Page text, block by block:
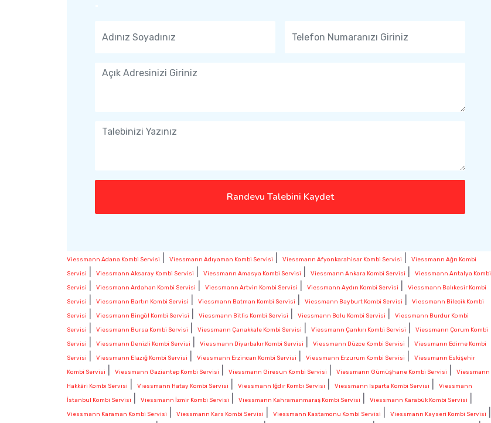
Randevu Talebini Kaydet
Viessmann Adana Kombi Servisi Viessmann Adıyaman Kombi Servisi Viessmann Afyonkarahisar Kombi Servisi
Viessmann Ağrı Kombi
Servisi
Viessmann Aksaray Kombi Servisi Viessmann Amasya Kombi Servisi Viessmann Ankara Kombi Servisi
Viessmann Antalya Kombi
Servisi
Viessmann Ardahan Kombi Servisi Viessmann Artvin Kombi Servisi Viessmann Aydın Kombi Servisi
Viessmann Balıkesir Kombi
Servisi
Viessmann Bartın Kombi Servisi Viessmann Batman Kombi Servisi Viessmann Bayburt Kombi Servisi
Viessmann Bilecik Kombi
Servisi
Viessmann Bingöl Kombi Servisi Viessmann Bitlis Kombi Servisi Viessmann Bolu Kombi Servisi
Viessmann Burdur Kombi
Servisi
Viessmann Bursa Kombi Servisi Viessmann Çanakkale Kombi Servisi Viessmann Çankırı Kombi Servisi
Viessmann Çorum Kombi
Servisi
Viessmann Denizli Kombi Servisi Viessmann Diyarbakır Kombi Servisi Viessmann Düzce Kombi Servisi
Viessmann Edirne Kombi
Servisi
Viessmann Elazığ Kombi Servisi Viessmann Erzincan Kombi Servisi Viessmann Erzurum Kombi Servisi
Viessmann Eskişehir
Kombi Servisi
Viessmann Gaziantep Kombi Servisi Viessmann Giresun Kombi Servisi Viessmann Gümüşhane Kombi Servisi
Viessmann
Hakkâri Kombi Servisi
Viessmann Hatay Kombi Servisi Viessmann Iğdır Kombi Servisi Viessmann Isparta Kombi Servisi
Viessmann
İstanbul Kombi Servisi
Viessmann İzmir Kombi Servisi Viessmann Kahramanmaraş Kombi Servisi Viessmann Karabük Kombi Servisi
Viessmann Karaman Kombi Servisi Viessmann Kars Kombi Servisi Viessmann Kastamonu Kombi Servisi Viessmann Kayseri Kombi Servisi